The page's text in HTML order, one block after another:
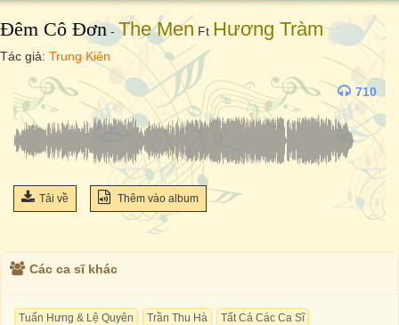
Đêm Cô Đơn -The Men Ft Hương Tràm
Tác giả: Trung Kiên
710
Tải về Thêm vào album
Các ca sĩ khác
Tuấn Hưng & Lệ Quyên Trần Thu Hà Tất Cả Các Ca Sĩ